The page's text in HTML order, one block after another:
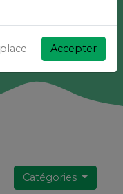
Catégories
Accepter